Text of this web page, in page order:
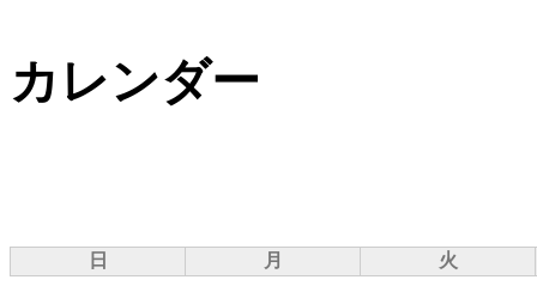
カレンダー
日 月 火